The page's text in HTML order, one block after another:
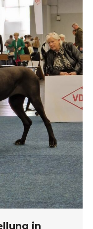
in